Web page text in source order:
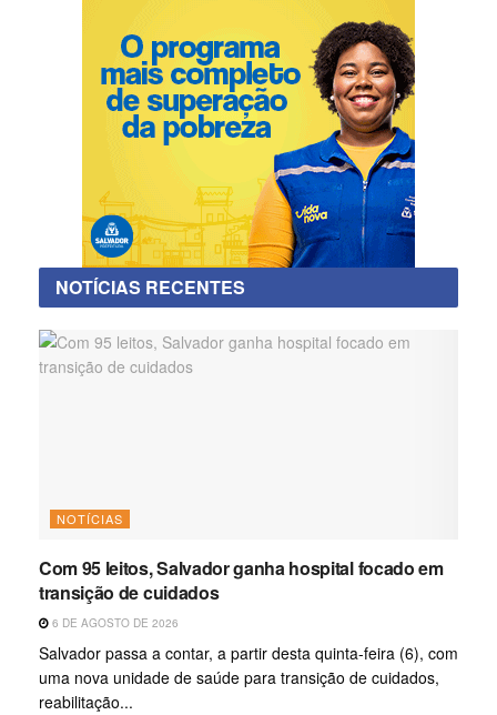
NOTÍCIAS RECENTES
NOTÍCIAS
Com 95 leitos, Salvador ganha hospital focado em
transição de cuidados
6 DE AGOSTO DE 2026
Salvador passa a contar, a partir desta quinta-feira (6), com
uma nova unidade de saúde para transição de cuidados,
reabilitação...